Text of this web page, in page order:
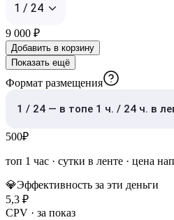
1 / 24
9 000 ₽
Добавить в корзину
Показать ещё
Формат размещения
1 / 24 — в топе 1 ч. / 24 ч. в
500₽
топ 1 час · сутки в ленте · цена
💎Эффективность за эти деньги
5,3 ₽
CPV · за показ